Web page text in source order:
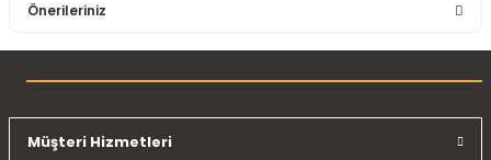
Önerileriniz
konularda yetersiz gördüğünüz noktaları öneri formunu
Müşteri Hizmetleri